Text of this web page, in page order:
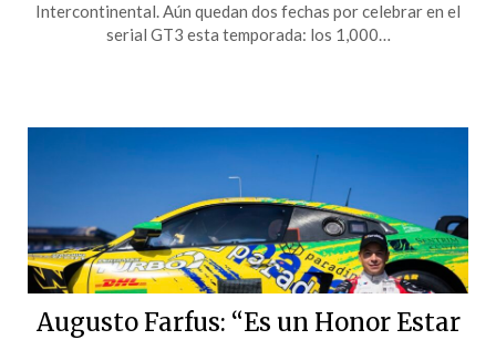
Intercontinental. Aún quedan dos fechas por celebrar en el
serial GT3 esta temporada: los 1,000…
Augusto Farfus: “Es un Honor Estar